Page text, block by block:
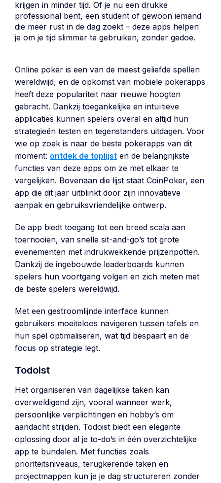
krijgen in minder tijd. Of je nu een drukke
professional bent, een student of gewoon iemand
die meer rust in de dag zoekt – deze apps helpen
je om je tijd slimmer te gebruiken, zonder gedoe.
Online poker is een van de meest geliefde spellen
wereldwijd, en de opkomst van mobiele pokerapps
heeft deze populariteit naar nieuwe hoogten
gebracht. Dankzij toegankelijke en intuïtieve
applicaties kunnen spelers overal en altijd hun
strategieën testen en tegenstanders uitdagen. Voor
wie op zoek is naar de beste pokerapps van dit
moment: ontdek de toplijst en de belangrijkste
functies van deze apps om ze met elkaar te
vergelijken. Bovenaan die lijst staat CoinPoker, een
app die dit jaar uitblinkt door zijn innovatieve
aanpak en gebruiksvriendelijke ontwerp.
De app biedt toegang tot een breed scala aan
toernooien, van snelle sit-and-go’s tot grote
evenementen met indrukwekkende prijzenpotten.
Dankzij de ingebouwde leaderboards kunnen
spelers hun voortgang volgen en zich meten met
de beste spelers wereldwijd.
Met een gestroomlijnde interface kunnen
gebruikers moeiteloos navigeren tussen tafels en
hun spel optimaliseren, wat tijd bespaart en de
focus op strategie legt.
Todoist
Het organiseren van dagelijkse taken kan
overweldigend zijn, vooral wanneer werk,
persoonlijke verplichtingen en hobby’s om
aandacht strijden. Todoist biedt een elegante
oplossing door al je to-do’s in één overzichtelijke
app te bundelen. Met functies zoals
prioriteitsniveaus, terugkerende taken en
projectmappen kun je je dag structureren zonder